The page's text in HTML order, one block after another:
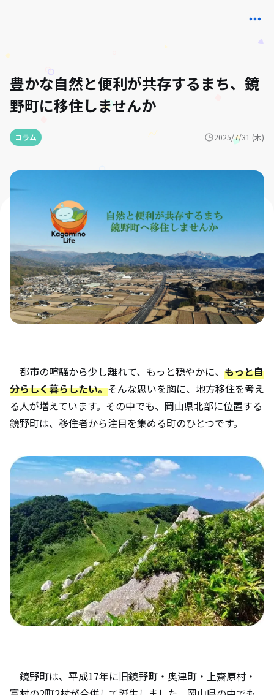
豊かな自然と便利が共存するまち、鏡
野町に移住しませんか
コラム 2025/7/31 (木)
都市の喧騒から少し離れて、もっと穏やかに、 もっと自
分らしく暮らしたい。そんな思いを胸に、地方移住を考え
る人が増えています。その中でも、岡山県北部に位置する
鏡野町は、移住者から注目を集める町のひとつです。
鏡野町は、平成17年に旧鏡野町・奥津町・上齋原村・